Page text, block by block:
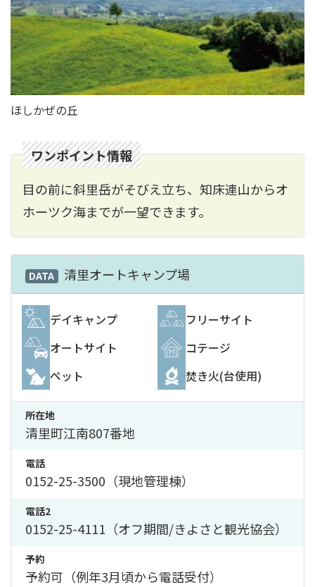
ほしかぜの丘
ワンポイント情報
目の前に斜里岳がそびえ立ち、知床連山からオ
ホーツク海までが一望できます。
DATA 清里オートキャンプ場
デイキャンプ
フリーサイト
オートサイト
コテージ
ペット
焚き火(台使用)
所在地
清里町江南807番地
電話
0152-25-3500（現地管理棟）
電話2
0152-25-4111（オフ期間/きよさと観光協会）
予約
予約可（例年3月頃から電話受付）